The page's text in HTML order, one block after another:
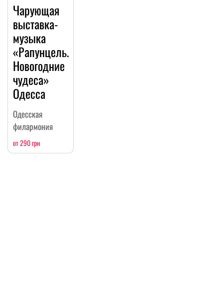
Чарующая
выставка-
музыка
«Рапунцель.
Новогодние
чудеса»
Одесса
Одесская
филармония
от 290 грн